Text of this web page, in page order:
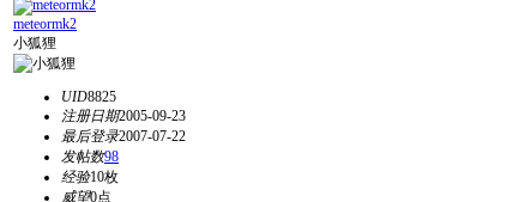
meteormk2
小狐狸
UID8825
注册日期2005-09-23
最后登录2007-07-22
发帖数98
经验10枚
威望0点